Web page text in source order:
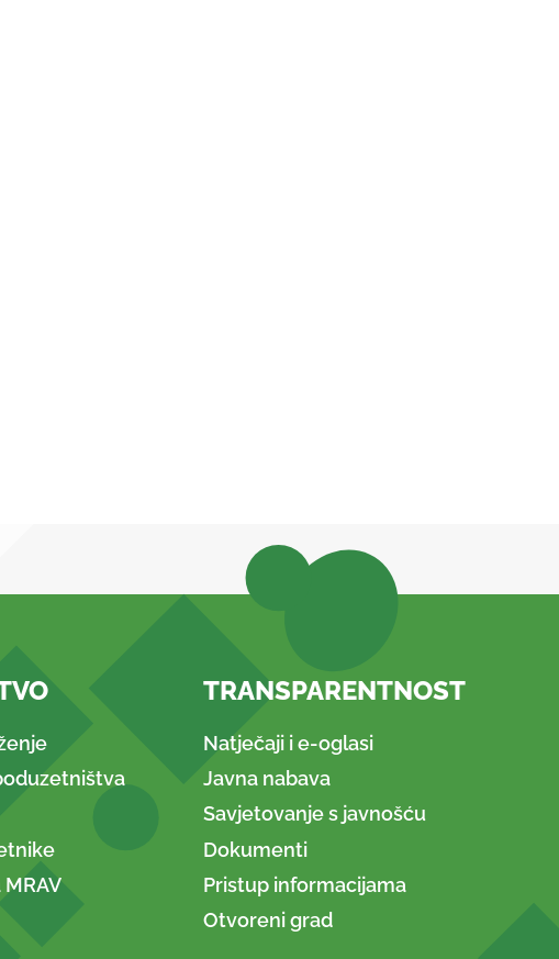
TRANSPARENTNOST
Natječaji i e-oglasi
Javna nabava
Savjetovanje s javnošću
Dokumenti
Pristup informacijama
Otvoreni grad